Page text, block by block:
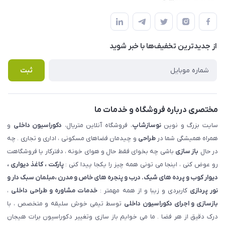
املاک مدنی - نوساز شاپ
لیست محصولات
درباره ما
قوانین و مقررات
حریم خصوصی
راهنما
پرسش های متداول
از جدید‌ترین تخفیف‌ها با‌ خبر شوید
ثبت
مختصری درباره فروشگاه و خدمات ما
سایت بزرگ و نویننوسازشاپ، فروشگاه آنلاین متریال، دکوراسیون داخلی و
همراه همیشگی شما درطراحی و چیدمان فضاهای مسکونی ، اداری و تجاری . چه
در حال باز سازی باشی چه بخوای فقط حال و هوای خونه ، دفترکار یا فروشگاهت
رو عوض کنی ، اینجا می تونی همه چیز را یکجا پیدا کنی :پارکت ، کاغذ دیواری ،
دیوار کوب و پرده های شیک. درب و پنجره های خاص و مدرن ،مبلمان سبک دار و
نور پردازی کاربردی و زیبا و از همه مهمتر : خدمات مشاوره و طراحی داخلی ،
بازسازی و اجرای دکوراسیون داخلی توسط تیمی خوش سلیقه و متخصص ، با
درک دقیق از هر فضا . ما می خوایم باز سازی وتغییر دکوراسیون برات هیجان